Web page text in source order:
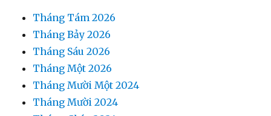
Tháng Tám 2026
Tháng Bảy 2026
Tháng Sáu 2026
Tháng Một 2026
Tháng Mười Một 2024
Tháng Mười 2024